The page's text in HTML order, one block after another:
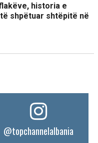
historia e
shpëtuar shtëpitë në
@topchannelalbania